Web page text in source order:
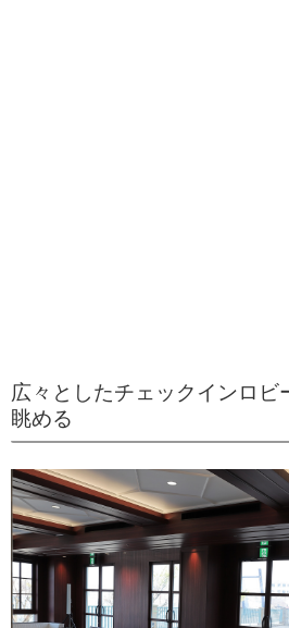
広々としたチェックインロビ
眺める